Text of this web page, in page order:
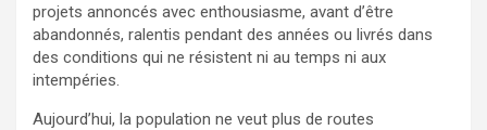
projets annoncés avec enthousiasme, avant d’être
abandonnés, ralentis pendant des années ou livrés dans
des conditions qui ne résistent ni au temps ni aux
intempéries.
Aujourd’hui, la population ne veut plus de routes